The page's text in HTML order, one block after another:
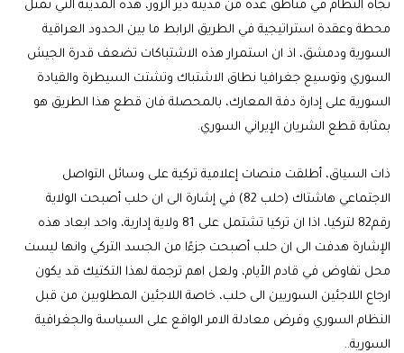
تجاه النظام في مناطق عدة من مدينة دير الزور، هذه المدينة التي تمثل
محطة وعقدة استراتيجية في الطريق الرابط ما بين الحدود العراقية
السورية ودمشق، اذ ان استمرار هذه الاشتباكات تضعف قدرة الجيش
السوري وتوسيع جغرافيا نطاق الاشتباك وتشتت السيطرة والقيادة
السورية على إدارة دفة المعارك، بالمحصلة فان قطع هذا الطريق هو
بمثابة قطع الشريان الإيراني السوري.
ذات السياق، أطلقت منصات إعلامية تركية على وسائل التواصل
الاجتماعي هاشتاك (حلب 82) في إشارة الى ان حلب أصبحت الولاية
رقم82 لتركيا، اذا ان تركيا تشتمل على 81 ولاية إدارية، واحد ابعاد هذه
الإشارة هدفت الى ان حلب أصبحت جزءًا من الجسد التركي وانها ليست
محل تفاوض في قادم الأيام، ولعل اهم ترجمة لهذا التكتيك قد يكون
ارجاع اللاجئين السوريين الى حلب، خاصة اللاجئين المطلوبين من قبل
النظام السوري وفرض معادلة الامر الواقع على السياسة والجغرافية
السورية..